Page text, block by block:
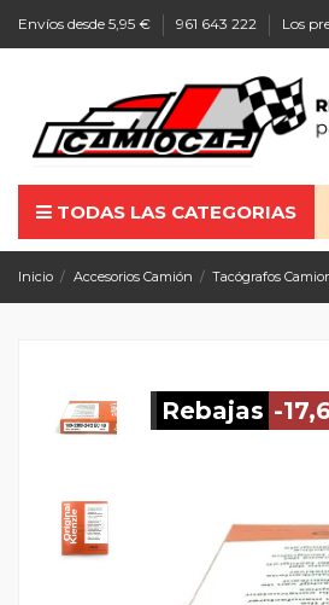
Envíos desde 5,95 € 961 643 222 Los
TODAS LAS CATEGORIAS
Inicio Accesorios Camión Tacógrafos
Rebajas -